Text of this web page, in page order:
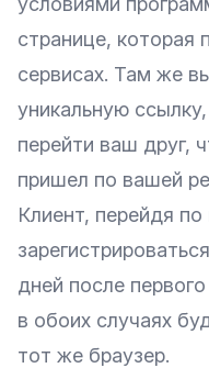
странице, которая
сервисах. Там же
уникальную
перейти ваш друг,
пришел по вашей
Клиент, перейдя
дней после
в обоих случаях
тот же браузер.